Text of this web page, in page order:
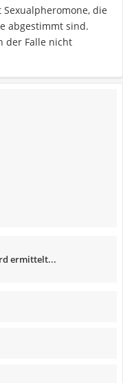
die
abgestimmt sind.
der Falle nicht
ermittelt...